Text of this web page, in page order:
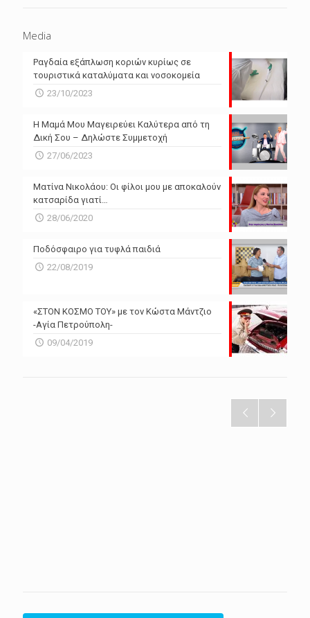
Media
Ραγδαία εξάπλωση κοριών κυρίως σε
τουριστικά καταλύματα και νοσοκομεία
23/10/2023
Η Μαμά Μου Μαγειρεύει Καλύτερα από τη
Δική Σου – Δηλώστε Συμμετοχή
27/06/2023
Ματίνα Νικολάου: Οι φίλοι μου με αποκαλούν
κατσαρίδα γιατί…
28/06/2020
Ποδόσφαιρο για τυφλά παιδιά
22/08/2019
«ΣΤΟΝ ΚΟΣΜΟ ΤΟΥ» με τον Κώστα Μάντζιο
-Αγία Πετρούπολη-
09/04/2019